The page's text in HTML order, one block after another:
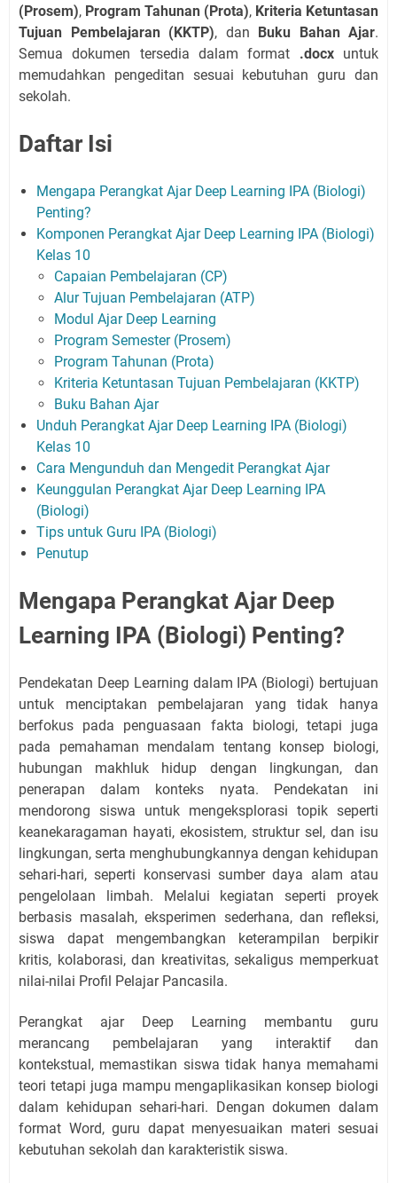
(Prosem), Program Tahunan (Prota), Kriteria Ketuntasan
Tujuan Pembelajaran (KKTP), dan Buku Bahan Ajar.
Semua dokumen tersedia dalam format .docxuntuk
memudahkan pengeditan sesuai kebutuhan guru dan
sekolah.
Daftar Isi
Mengapa Perangkat Ajar Deep Learning IPA (Biologi)
Penting?
Komponen Perangkat Ajar Deep Learning IPA (Biologi)
Kelas 10
Capaian Pembelajaran (CP)
Alur Tujuan Pembelajaran (ATP)
Modul Ajar Deep Learning
Program Semester (Prosem)
Program Tahunan (Prota)
Kriteria Ketuntasan Tujuan Pembelajaran (KKTP)
Buku Bahan Ajar
Unduh Perangkat Ajar Deep Learning IPA (Biologi)
Kelas 10
Cara Mengunduh dan Mengedit Perangkat Ajar
Keunggulan Perangkat Ajar Deep Learning IPA
(Biologi)
Tips untuk Guru IPA (Biologi)
Penutup
Mengapa Perangkat Ajar Deep
Learning IPA (Biologi) Penting?
Pendekatan Deep Learning dalam IPA (Biologi) bertujuan
untuk menciptakan pembelajaran yang tidak hanya
berfokus pada penguasaan fakta biologi, tetapi juga
pada pemahaman mendalam tentang konsep biologi,
hubungan makhluk hidup dengan lingkungan, dan
penerapan dalam konteks nyata. Pendekatan ini
mendorong siswa untuk mengeksplorasi topik seperti
keanekaragaman hayati, ekosistem, struktur sel, dan isu
lingkungan, serta menghubungkannya dengan kehidupan
sehari-hari, seperti konservasi sumber daya alam atau
pengelolaan limbah. Melalui kegiatan seperti proyek
berbasis masalah, eksperimen sederhana, dan refleksi,
siswa dapat mengembangkan keterampilan berpikir
kritis, kolaborasi, dan kreativitas, sekaligus memperkuat
nilai-nilai Profil Pelajar Pancasila.
Perangkat ajar Deep Learning membantu guru
merancang pembelajaran yang interaktif dan
kontekstual, memastikan siswa tidak hanya memahami
teori tetapi juga mampu mengaplikasikan konsep biologi
dalam kehidupan sehari-hari. Dengan dokumen dalam
format Word, guru dapat menyesuaikan materi sesuai
kebutuhan sekolah dan karakteristik siswa.